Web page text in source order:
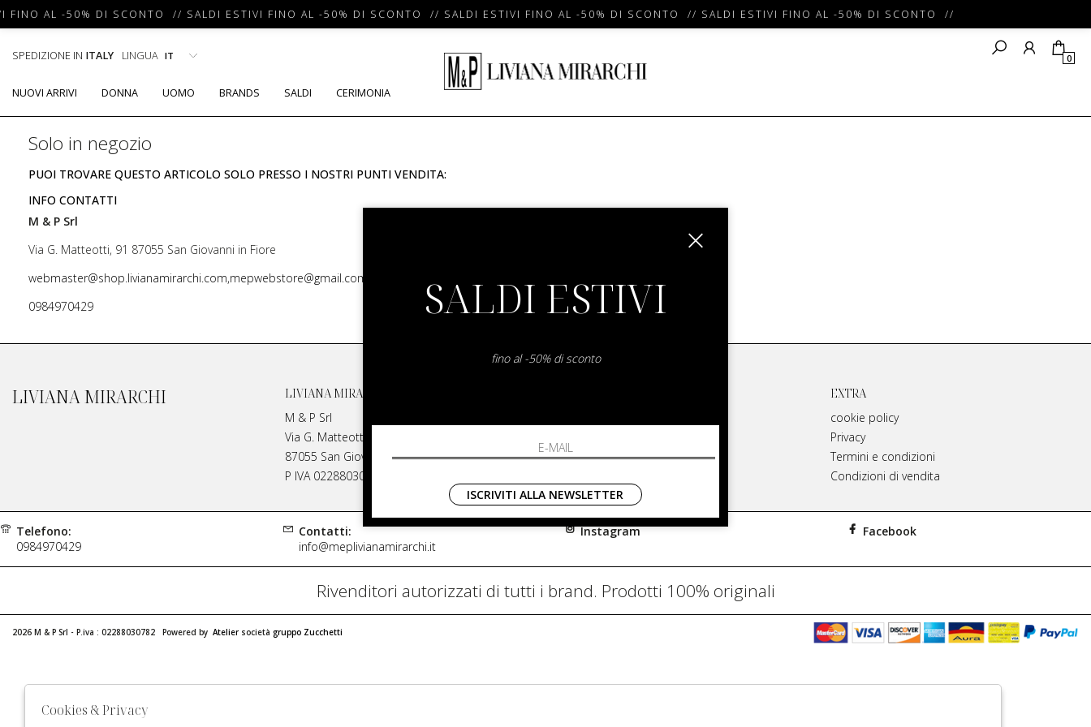
FINO AL -50% DI SCONTO // SALDI ESTIVI FINO AL -50% DI SCONTO // SALDI ESTIVI FINO AL -50% DI SCONTO // SALDI ESTIVI FINO AL -50% DI SCONTO //
SPEDIZIONE IN ITALY LINGUA 0
NUOVI ARRIVI DONNA UOMO BRANDS SALDI CERIMONIA
Solo in negozio
PUOI TROVARE QUESTO ARTICOLO SOLO PRESSO I NOSTRI PUNTI VENDITA:
INFO CONTATTI
M & P Srl
Via G. Matteotti, 91 87055 San Giovanni in Fiore
webmaster@shop.livianamirarchi.com,mepwebstore@gmail.com
0984970429
LIVIANA MIRARCHI
LIVIANA MIRARCHI
M & P Srl
Via G. Matteotti, 91
87055 San Giovanni in Fiore Italia
P IVA 02288030782
Contatti
Spedizione
EXTRA
cookie policy
Privacy
Termini e condizioni
Condizioni di vendita
Telefono:
0984970429
Contatti:
info@meplivianamirarchi.it
Instagram Facebook
Rivenditori autorizzati di tutti i brand. Prodotti 100% originali
2026 M & P Srl - P.iva : 02288030782 Powered by Atelier società gruppo Zucchetti
SALDI ESTIVI
fino al -50% di sconto
ISCRIVITI ALLA NEWSLETTER
Cookies & Privacy